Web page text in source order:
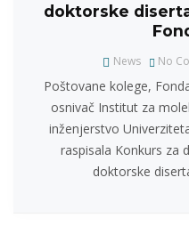
doktorske
News No
Poštovane kolege,
osnivač Institut za
inženjerstvo
raspisala Konkurs za
doktorske